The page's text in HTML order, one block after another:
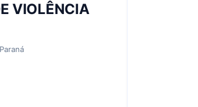
VIOLÊNCIA